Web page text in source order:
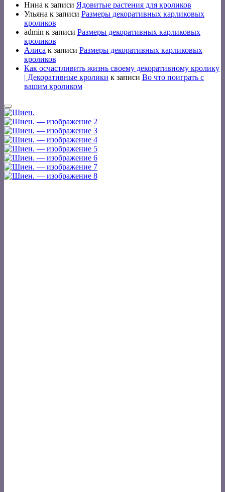
Нина к записи Ядовитые растения для кроликов
Ульяна к записи Размеры декоративных карликовых
кроликов
admin к записи Размеры декоративных карликовых
кроликов
Алиса к записи Размеры декоративных карликовых
кроликов
Как осчастливить жизнь своему декоративному кролику
| Декоративные кролики к записи Во что поиграть с
вашим кроликом